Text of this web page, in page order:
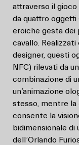
attraverso il gioco
da quattro
eroiche gesta dei
cavallo.
designer, questi
NFC) rilevati da
combinazione di
un’animazione
stesso, mentre la
consente la
bidimensionale di
dell’Orlando